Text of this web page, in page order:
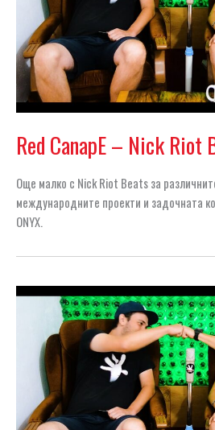
Red CanapE – Nick Riot
Още малко с Nick Riot Beats за
международните проекти и задочната
ONYX.